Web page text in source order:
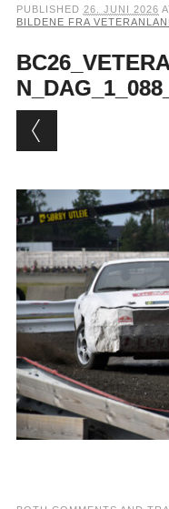
PUBLISHED 26. JUNI 2026
BILDENE FRA